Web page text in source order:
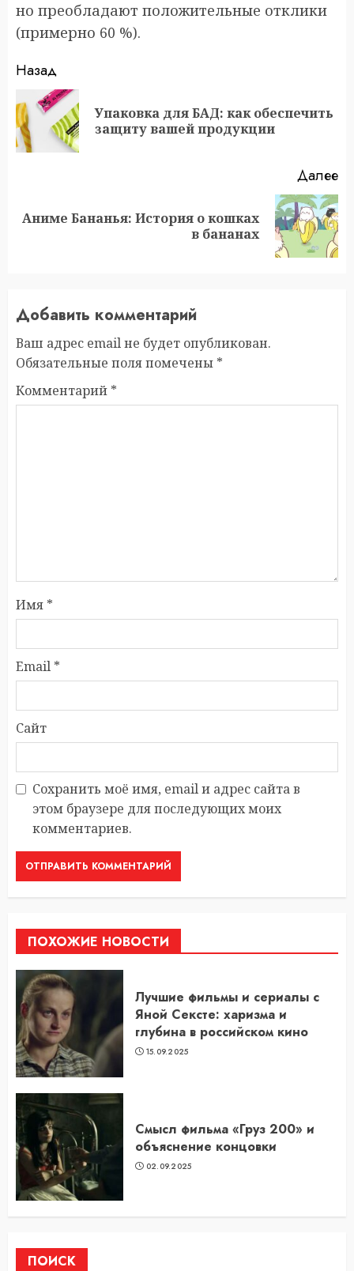
но преобладают положительные отклики
(примерно 60 %).
Продолжить
чтение
Назад
Упаковка для БАД: как обеспечить
защиту вашей продукции
Далее
Следующая
Аниме Бананья: История о кошках
в бананах
Добавить комментарий
Ваш адрес email не будет опубликован.
Обязательные поля помечены *
Комментарий *
Имя *
Email *
Сайт
Сохранить моё имя, email и адрес сайта в
этом браузере для последующих моих
комментариев.
ПОХОЖИЕ НОВОСТИ
Лучшие фильмы и сериалы с
Яной Сексте: харизма и
глубина в российском кино
15.09.2025
Смысл фильма «Груз 200» и
объяснение концовки
02.09.2025
ПОИСК